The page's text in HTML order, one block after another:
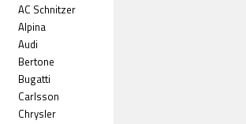
AC Schnitzer
Alpina
Audi
Bertone
Bugatti
Carlsson
Chrysler